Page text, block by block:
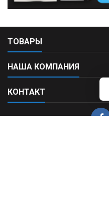
ТОВАРЫ
НАША КОМПАНИЯ
КОНТАКТ